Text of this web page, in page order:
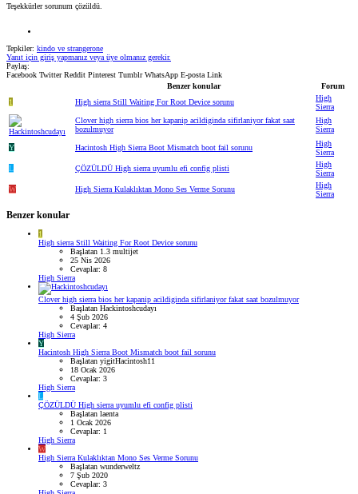
Teşekkürler sorunum çözüldü.
Tepkiler: kindo ve strangerone
Yanıt için giriş yapmanız veya üye olmanız gerekir.
Paylaş:
Facebook Twitter Reddit Pinterest Tumblr WhatsApp E-posta Link
Benzer konular
Forum
1
High sierra Still Waiting For Root Device sorunu
High
Sierra
Clover high sierra bios her kapanip acildiginda sifirlaniyor fakat saat
bozulmuyor
High
Sierra
Y Hacintosh High Sierra Boot Mismatch boot fail sorunu
High
Sierra
L
ÇÖZÜLDÜ High sierra uyumlu efi config plisti
High
Sierra
W
High Sierra Kulaklıktan Mono Ses Verme Sorunu
High
Sierra
Benzer konular
1
High sierra Still Waiting For Root Device sorunu
Başlatan 1.3 multijet
25 Nis 2026
Cevaplar: 8
High Sierra
Clover high sierra bios her kapanip acildiginda sifirlaniyor fakat saat bozulmuyor
Başlatan Hackintoshcudayı
4 Şub 2026
Cevaplar: 4
High Sierra
Y
Hacintosh High Sierra Boot Mismatch boot fail sorunu
Başlatan yigitHacintosh11
18 Ocak 2026
Cevaplar: 3
High Sierra
L
ÇÖZÜLDÜ High sierra uyumlu efi config plisti
Başlatan laenta
1 Ocak 2026
Cevaplar: 1
High Sierra
W
High Sierra Kulaklıktan Mono Ses Verme Sorunu
Başlatan wunderweltz
7 Şub 2020
Cevaplar: 3